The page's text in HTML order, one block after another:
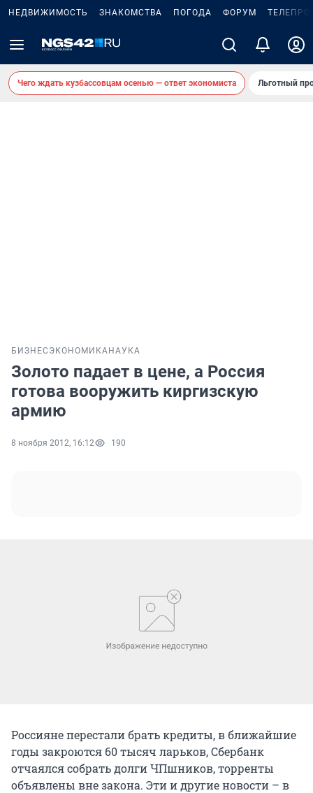
НЕДВИЖИМОСТЬ ЗНАКОМСТВА ПОГОДА ФОРУМ
Чего ждать кузбассовцам осенью — ответ экономиста Льготный
БИЗНЕС ЭКОНОМИКА НАУКА
Золото падает в цене, а Россия
готова вооружить киргизскую
армию
8 ноября 2012, 16:12 190
Россияне перестали брать кредиты, в ближайшие
годы закроются 60 тысяч ларьков, Сбербанк
отчаялся собрать долги ЧПшников, торренты
объявлены вне закона. Эти и другие новости – в